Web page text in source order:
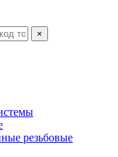
×
резьбовые